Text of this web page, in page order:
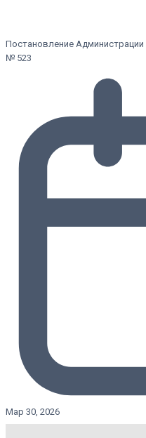
Постановление Администрации
№ 523
Мар 30, 2026